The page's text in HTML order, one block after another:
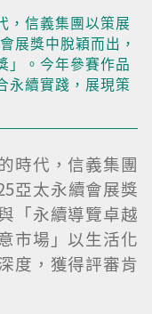
，信義集團以策展
展獎中脫穎而出，
」。今年參賽作品
永續實踐，展現策
時代，信義集團
亞太永續會展獎
「永續導覽卓越
市場」以生活化
度，獲得評審肯